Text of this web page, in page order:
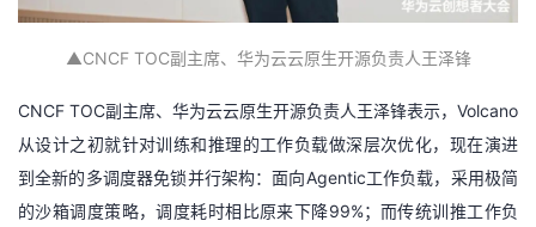
▲CNCF TOC副主席、 华为云云原生开源负责人王泽锋
CNCF TOC副主席、华为云云原生开源负责人王泽锋表示，Volcano
从设计之初就针对训练和推理的工作负载做深层次优化，现在演进
到全新的多调度器免锁并行架构：面向Agentic工作负载，采用极简
的沙箱调度策略，调度耗时相比原来下降99%；而传统训推工作负